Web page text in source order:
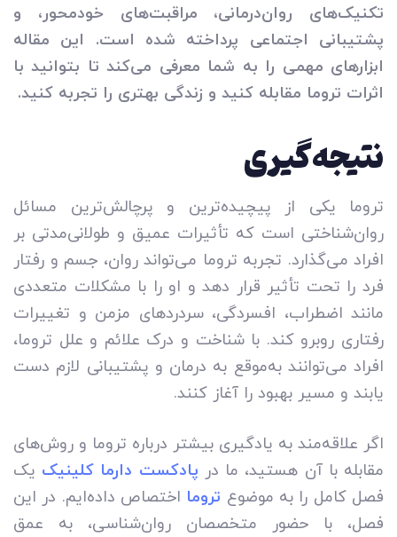
تکنیک‌های روان‌درمانی، مراقبت‌های خودمحور، و
پشتیبانی اجتماعی پرداخته شده است. این مقاله
ابزارهای مهمی را به شما معرفی می‌کند تا بتوانید با
اثرات تروما مقابله کنید و زندگی بهتری را تجربه کنید.
نتیجه‌گیری
تروما یکی از پیچیده‌ترین و پرچالش‌ترین مسائل
روان‌شناختی است که تأثیرات عمیق و طولانی‌مدتی بر
افراد می‌گذارد. تجربه تروما می‌تواند روان، جسم و رفتار
فرد را تحت تأثیر قرار دهد و او را با مشکلات متعددی
مانند اضطراب، افسردگی، سردردهای مزمن و تغییرات
رفتاری روبرو کند. با شناخت و درک علائم و علل تروما،
افراد می‌توانند به‌موقع به درمان و پشتیبانی لازم دست
یابند و مسیر بهبود را آغاز کنند.
اگر علاقه‌مند به یادگیری بیشتر درباره تروما و روش‌های
مقابله با آن هستید، ما در پادکست دارما کلینیک یک
فصل کامل را به موضوع تروما اختصاص داده‌ایم. در این
فصل، با حضور متخصصان روان‌شناسی، به عمق